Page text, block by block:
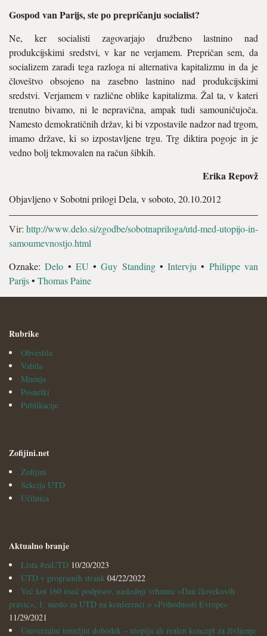
Gospod van Parijs, ste po prepričanju socialist?
Ne, ker socialisti zagovarjajo družbeno lastnino nad
produkcijskimi sredstvi, v kar ne verjamem. Prepričan sem, da
socializem zaradi tega razloga ni alternativa kapitalizmu in da je
človeštvo obsojeno na zasebno lastnino nad produkcijskimi
sredstvi. Verjamem v različne oblike kapitalizma. Žal ta, v kateri
trenutno bivamo, ni le nepravična, ampak tudi samouničujoča.
Namesto demokratičnih držav, ki bi vzpostavile nadzor nad trgom,
imamo države, ki so izpostavljene trgu. Trg diktira pogoje in je
vedno bolj tekmovalen na račun šibkih.
Erika Repovž
Objavljeno v Sobotni prilogi Dela, v soboto, 20.10.2012
Vir: http://www.delo.si/zgodbe/sobotnapriloga/utd-med-utopijo-in-
samoumevnostjo.html
Oznake:Delo • EU •Guy Standing•Intervju • Philippe van
Parijs• Thomas Paine
Rubrike
Obvestila
Vabila
Mnenja
Posnetki
Publikacije
Zofijini.net
Zofijini
Sekcija UTD
Učilnica
Aktualno branje
Lista #zaUTD 10/20/2023
UTD v programih strank 04/22/2022
Več kot 160 tisoč podpisov, naslednji vrhunec »Dan človekovih
pravic«, 1. mesto za UTD na konferenci o »Prihodnosti Evrope«
11/29/2021
Univerzalni temeljni dohodek – utopija ali realen koncept za življenje